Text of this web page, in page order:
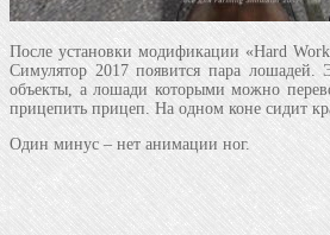
После установки модификации «Hard
Симулятор 2017 появится пара лошадей.
объекты, а лошади которыми можно
прицепить прицеп. На одном коне сидит
Один минус – нет анимации ног.